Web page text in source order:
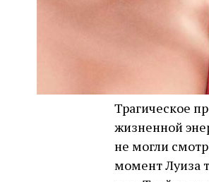
Трагическое
жизненной
не могли
момент Луиза